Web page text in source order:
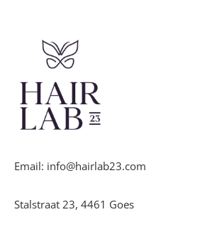
Email: info@hairlab23.com
Stalstraat 23, 4461 Goes